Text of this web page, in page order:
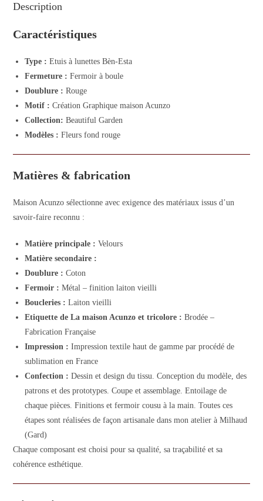
Description
Caractéristiques
Type : Etuis à lunettes Bèn-Esta
Fermeture : Fermoir à boule
Doublure : Rouge
Motif : Création Graphique maison Acunzo
Collection: Beautiful Garden
Modèles : Fleurs fond rouge
Matières & fabrication
Maison Acunzo sélectionne avec exigence des matériaux issus d’un
savoir-faire reconnu :
Matière principale :Velours
Matière secondaire :
Doublure : Coton
Fermoir : Métal – finition laiton vieilli
Boucleries : Laiton vieilli
Etiquette de La maison Acunzo et tricolore : Brodée –
Fabrication Française
Impression : Impression textile haut de gamme par procédé de
sublimation en France
Confection : Dessin et design du tissu. Conception du modèle, des
patrons et des prototypes. Coupe et assemblage. Entoilage de
chaque pièces. Finitions et fermoir cousu à la main. Toutes ces
étapes sont réalisées de façon artisanale dans mon atelier à Milhaud
(Gard)
Chaque composant est choisi pour sa qualité, sa traçabilité et sa
cohérence esthétique.